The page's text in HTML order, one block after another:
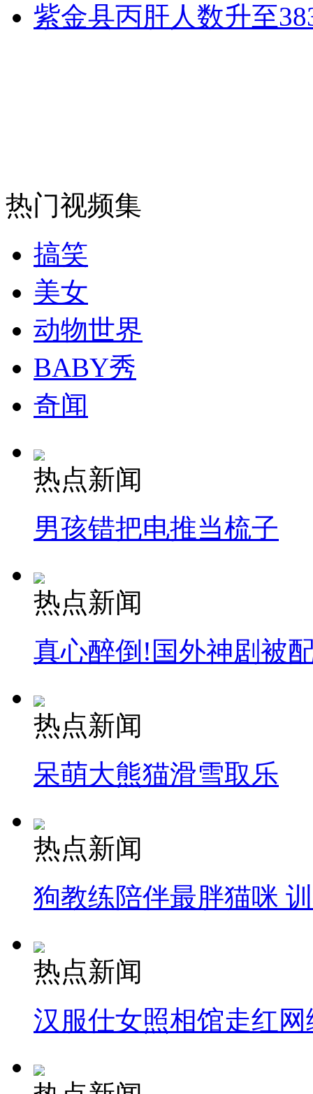
外交部：反对强权政治霸凌主义
走！跟着总书记去植树
消防员救轻生者
司机酒驾遇交警 急速倒车逃窜
紫金县丙肝人数升至
热门视频集
搞笑
美女
动物世界
BABY秀
奇闻
热点新闻
男孩错把电推当梳子
热点新闻
真心醉倒!国外神剧被
热点新闻
呆萌大熊猫滑雪取乐
热点新闻
狗教练陪伴最胖猫咪
热点新闻
汉服仕女照相馆走红网